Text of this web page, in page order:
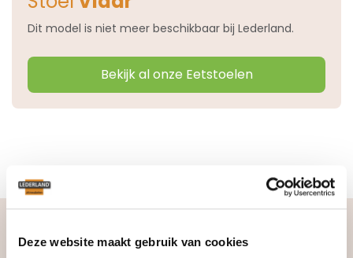
Deze website maakt gebruik van cookies
Dit model is niet meer beschikbaar bij Lederland.
Bekijk al onze Eetstoelen
Lederland, dé leerspecialist